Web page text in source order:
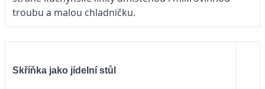
troubu a malou chladničku.
Skříňka jako jídelní stůl